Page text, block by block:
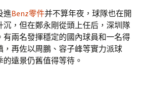
進Benz零件并不算年夜，球隊也在開
沉，但在鄭永剛從頭上任后，深圳隊
有兩名發揮穩定的國內球員和一名得
，再佐以周鵬、容子峰等實力派球
遠景仍舊值得等待。